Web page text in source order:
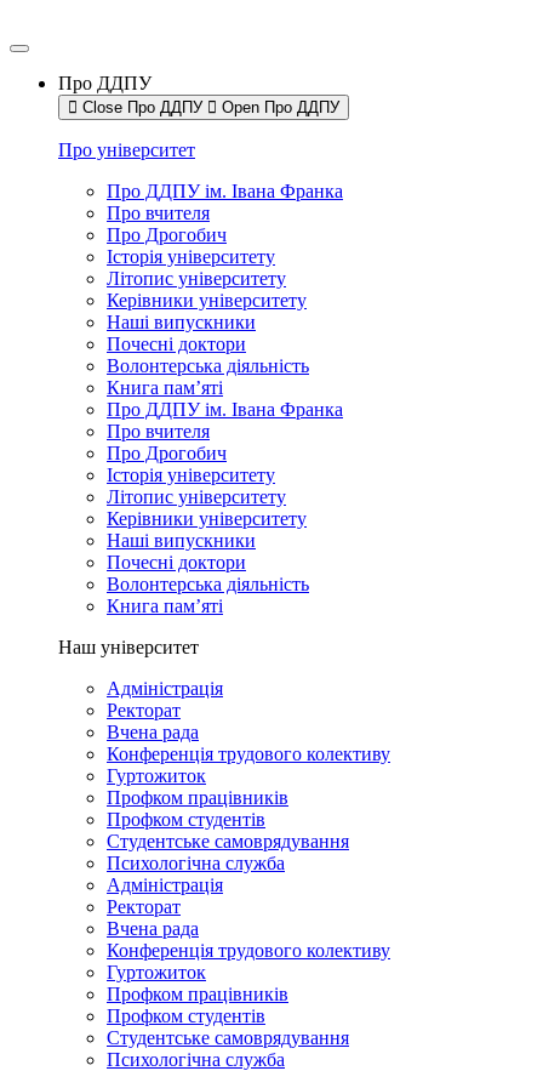
Про ДДПУ
Close Про ДДПУ Open Про ДДПУ
Про університет
Про ДДПУ ім. Івана Франка
Про вчителя
Про Дрогобич
Історія університету
Літопис університету
Керівники університету
Наші випускники
Почесні доктори
Волонтерська діяльність
Книга пам’яті
Про ДДПУ ім. Івана Франка
Про вчителя
Про Дрогобич
Історія університету
Літопис університету
Керівники університету
Наші випускники
Почесні доктори
Волонтерська діяльність
Книга пам’яті
Наш університет
Адміністрація
Ректорат
Вчена рада
Конференція трудового колективу
Гуртожиток
Профком працівників
Профком студентів
Студентське самоврядування
Психологічна служба
Адміністрація
Ректорат
Вчена рада
Конференція трудового колективу
Гуртожиток
Профком працівників
Профком студентів
Студентське самоврядування
Психологічна служба